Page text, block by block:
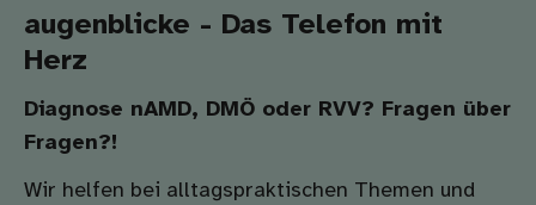
augenblicke - Das Telefon mit
Herz
Diagnose nAMD, DMÖ oder RVV? Fragen über
Fragen?!
Wir helfen bei alltagspraktischen Themen und